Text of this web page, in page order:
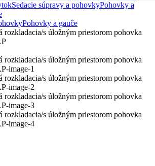
Sedacie súpravy a pohovkyPohovky a
Pohovky a gauče